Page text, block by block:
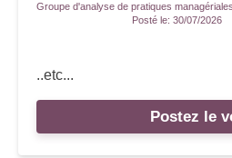
Groupe d'analyse de pratiques
Posté le: 30/07/2026
..etc...
Postez le